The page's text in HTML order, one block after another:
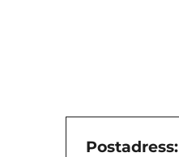
Postadress: